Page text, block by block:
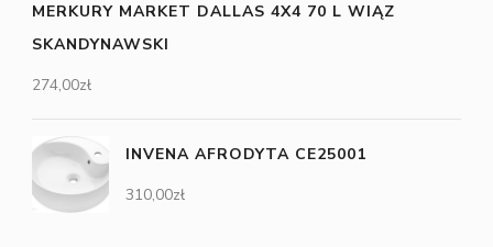
MERKURY MARKET DALLAS 4X4 70 L WIĄZ
SKANDYNAWSKI
274,00zł
INVENA AFRODYTA CE25001
310,00zł